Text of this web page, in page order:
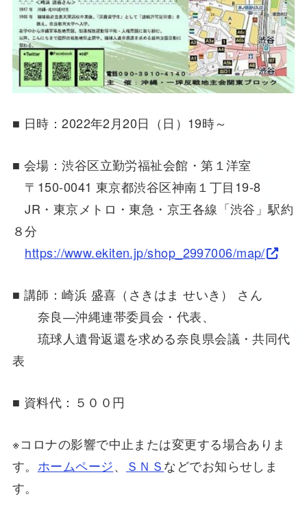
■ 日時：2022年2月20日（日）19時～
■ 会場：渋谷区立勤労福祉会館・第１洋室
〒150-0041 東京都渋谷区神南１丁目19-8
JR・東京メトロ・東急・京王各線「渋谷」駅約
８分
https://www.ekiten.jp/shop_2997006/map/
■ 講師：崎浜 盛喜（さきはま せいき） さん
奈良―沖縄連帯委員会・代表、
琉球人遺骨返還を求める奈良県会議・共同代
表
■ 資料代：５００円
※コロナの影響で中止または変更する場合ありま
す。 ホームページ、 ＳＮＳなどでお知らせしま
す。